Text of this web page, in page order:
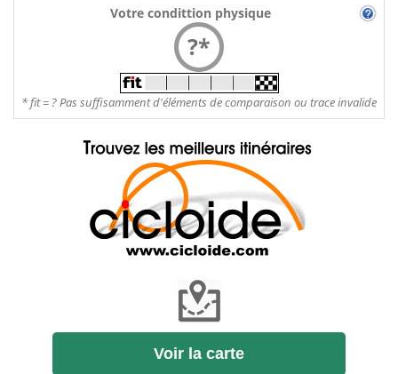
Votre condittion physique
?*
* fit = ? Pas suffisamment d'éléments de comparaison ou trace invalide
Voir la carte